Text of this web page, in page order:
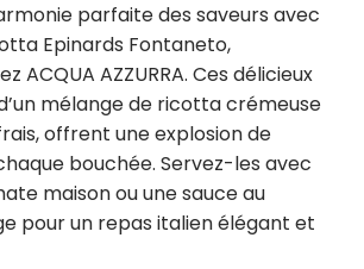
parfaite des saveurs avec
Epinards Fontaneto,
ACQUA AZZURRA. Ces délicieux
mélange de ricotta crémeuse
offrent une explosion de
bouchée. Servez-les avec
maison ou une sauce au
pour un repas italien élégant et